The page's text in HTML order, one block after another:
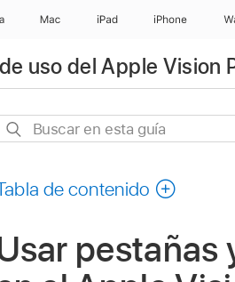
Mac iPad iPhone
uso del Apple Vision
Buscar
guía
de contenido
pestañas